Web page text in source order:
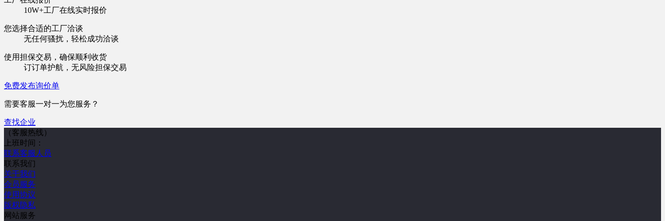
10W+工厂在线实时报价
您选择合适的工厂洽谈
无任何骚扰，轻松成功洽谈
使用担保交易，确保顺利收货
订订单护航，无风险担保交易
免费发布询价单
需要客服一对一为您服务？
查找企业
（客服热线）
上班时间：
联系客服人员
联系我们
关于我们
会员服务
使用协议
版权隐私
网站服务